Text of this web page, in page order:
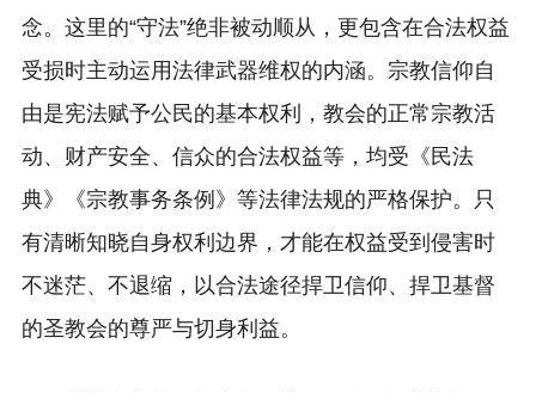
念。这里的“守法”绝非被动顺从，更包含在合法权益
受损时主动运用法律武器维权的内涵。宗教信仰自
由是宪法赋予公民的基本权利，教会的正常宗教活
动、财产安全、信众的合法权益等，均受《民法
典》《宗教事务条例》等法律法规的严格保护。只
有清晰知晓自身权利边界，才能在权益受到侵害时
不迷茫、不退缩，以合法途径捍卫信仰、捍卫基督
的圣教会的尊严与切身利益。